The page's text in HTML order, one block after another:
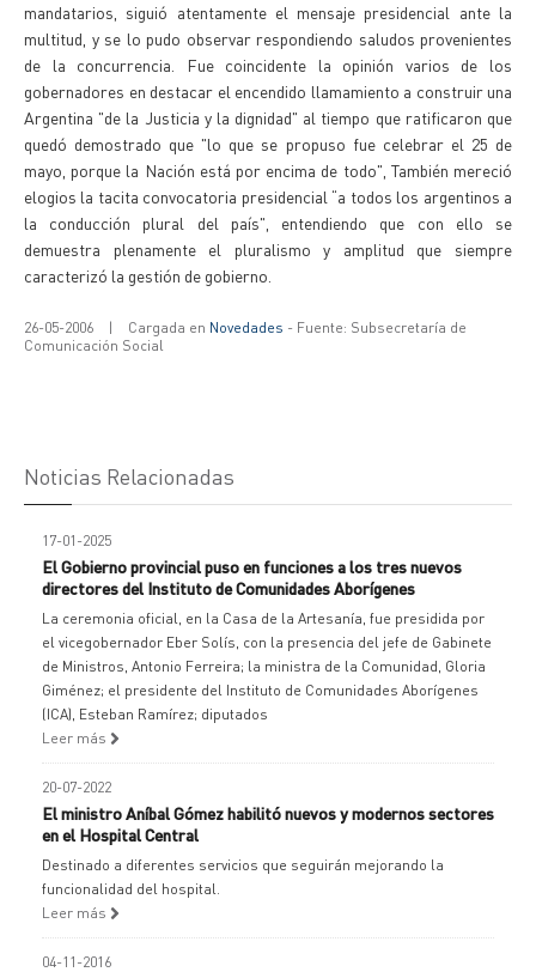
mandatarios, siguió atentamente el mensaje presidencial ante la
multitud, y se lo pudo observar respondiendo saludos provenientes
de la concurrencia. Fue coincidente la opinión varios de los
gobernadores en destacar el encendido llamamiento a construir una
Argentina "de la Justicia y la dignidad" al tiempo que ratificaron que
quedó demostrado que "lo que se propuso fue celebrar el 25 de
mayo, porque la Nación está por encima de todo", También mereció
elogios la tacita convocatoria presidencial “a todos los argentinos a
la conducción plural del país", entendiendo que con ello se
demuestra plenamente el pluralismo y amplitud que siempre
caracterizó la gestión de gobierno.
26-05-2006 | Cargada en Novedades - Fuente: Subsecretaría de
Comunicación Social
Noticias Relacionadas
17-01-2025
El Gobierno provincial puso en funciones a los tres nuevos
directores del Instituto de Comunidades Aborígenes
La ceremonia oficial, en la Casa de la Artesanía, fue presidida por
el vicegobernador Eber Solís, con la presencia del jefe de Gabinete
de Ministros, Antonio Ferreira; la ministra de la Comunidad, Gloria
Giménez; el presidente del Instituto de Comunidades Aborígenes
(ICA), Esteban Ramírez; diputados
Leer más
20-07-2022
El ministro Aníbal Gómez habilitó nuevos y modernos sectores
en el Hospital Central
Destinado a diferentes servicios que seguirán mejorando la
funcionalidad del hospital.
Leer más
04-11-2016